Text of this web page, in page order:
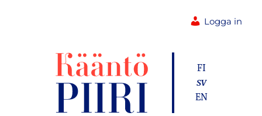
Logga in
FI
SV
EN